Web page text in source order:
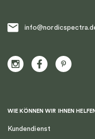
WIE KÖNNEN WIR IHNEN
Kundendienst